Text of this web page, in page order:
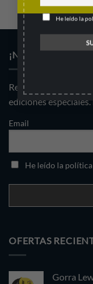
He leído la
¡NO PIERDAS
Regístrate al
ediciones
Email
He leído la
OFERTAS
Gorra